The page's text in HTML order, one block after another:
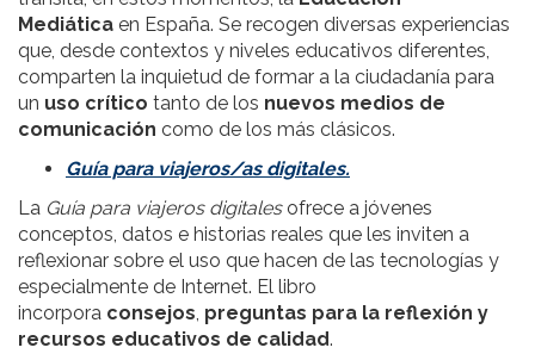
Mediática en España. Se recogen diversas experiencias
que, desde contextos y niveles educativos diferentes,
comparten la inquietud de formar a la ciudadanía para
un uso crítico tanto de los nuevos medios de
comunicación como de los más clásicos.
Guía para viajeros/as digitales.
La Guía para viajeros digitalesofrece a jóvenes
conceptos, datos e historias reales que les inviten a
reflexionar sobre el uso que hacen de las tecnologías y
especialmente de Internet. El libro
incorpora consejos, preguntas para la reflexión y
recursos educativos de calidad.